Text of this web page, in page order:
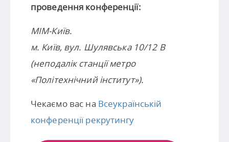
проведення конференції:
МІМ-Київ.
м. Київ, вул. Шулявська 10/12 В
(неподалік станції метро
«Політехнічний інститут»).
Чекаємо вас на Всеукраїнській
конференції рекрутингу